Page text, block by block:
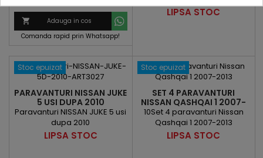
baza

Adauga in cos
Comanda rapid prin Whatsapp!
dupa 2001 Cod: 143
Pret
LIPSA STOC
Stoc epuizat
PARAVANTURI NISSAN JUKE
5 USI DUPA 2010
Paravanturi NISSAN JUKE 5 usi
dupa 2010
Pret
LIPSA STOC
Stoc epuizat
SET 4 PARAVANTURI
NISSAN QASHQAI 1 2007-
2013
10Set 4 paravanturi Nissan
Qashqai 1 2007-2013
Pret
LIPSA STOC